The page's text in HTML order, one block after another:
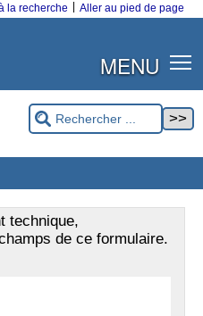
la recherche Aller au pied de page
MENU
technique,
de ce formulaire.